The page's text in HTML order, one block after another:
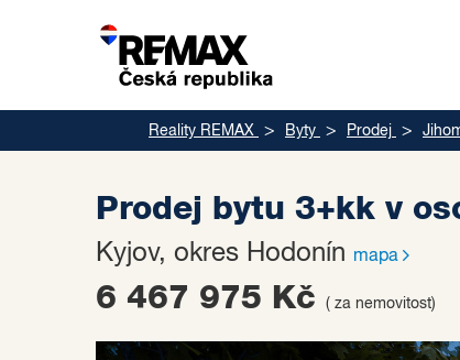
Reality REMAX Byty Prodej
Prodej bytu 3+kk v
Kyjov, okres Hodonín mapa
6 467 975 Kč ( za nemovitost)